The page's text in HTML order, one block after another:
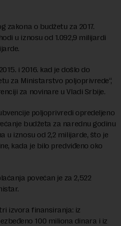
zakona o budžetu za 2017.
u iznosu od 1.092,9 milijardi
i 2016. kad je došlo do
za Ministarstvo poljoprivrede“,
za novinare u Vladi Srbije.
poljoprivredi opredeljeno
budžeta za narednu godinu
u iznosu od 2,2 milijarde, što je
kada je bilo predviđeno oko
povećan je za 2,522
izvora finansiranja: iz
100 miliona dinara i iz